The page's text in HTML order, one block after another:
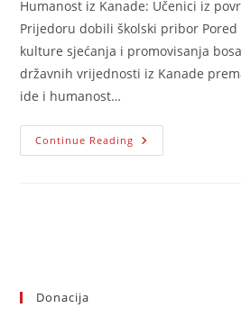
Humanost iz Kanade: Učenici iz
Prijedoru dobili školski pribor
kulture sjećanja i promovisanja
državnih vrijednosti iz Kanade
ide i humanost…
Continue Reading Humanost
Iz
Donacija